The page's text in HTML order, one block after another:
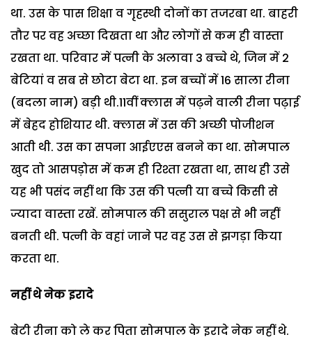
था. उस के पास शिक्षा व गृहस्थी दोनों का तजरबा था. बाहरी
तौर पर वह अच्छा दिखता था और लोगों से कम ही वास्ता
रखता था. परिवार में पत्नी के अलावा 3 बच्चे थे, जिन में 2
बेटियां व सब से छोटा बेटा था. इन बच्चों में 16 साला रीना
(बदला नाम) बड़ी थी.11वीं क्लास में पढ़ने वाली रीना पढ़ाई
में बेहद होशियार थी. क्लास में उस की अच्छी पोजीशन
आती थी. उस का सपना आईएएस बनने का था. सोमपाल
खुद तो आसपड़ोस में कम ही रिश्ता रखता था, साथ ही उसे
यह भी पसंद नहीं था कि उस की पत्नी या बच्चे किसी से
ज्यादा वास्ता रखें. सोमपाल की ससुराल पक्ष से भी नहीं
बनती थी. पत्नी के वहां जाने पर वह उस से झगड़ा किया
करता था.
नहीं थे नेक इरादे
बेटी रीना को ले कर पिता सोमपाल के इरादे नेक नहीं थे.